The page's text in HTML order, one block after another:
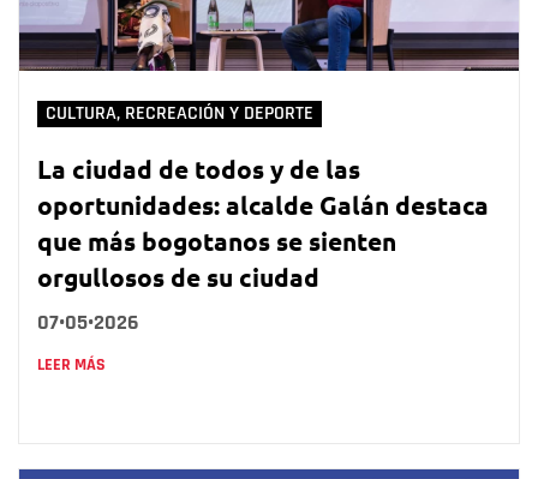
CULTURA, RECREACIÓN Y DEPORTE
La ciudad de todos y de las
oportunidades: alcalde Galán destaca
que más bogotanos se sienten
orgullosos de su ciudad
07•05•2026
LEER MÁS